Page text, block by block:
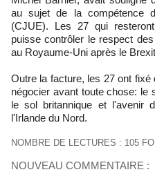
au sujet de la compétence
(CJUE). Les 27 qui
puisse contrôler le respect
au Royaume-Uni après le
Outre la facture, les 27 ont
négocier avant toute chose: le
le sol britannique et l'avenir
l'Irlande du Nord.
NOMBRE DE LECTURES : 105
NOUVEAU COMMENTAIRE :